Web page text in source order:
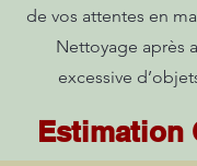
de vos attentes en
Nettoyage après
excessive
Estimation